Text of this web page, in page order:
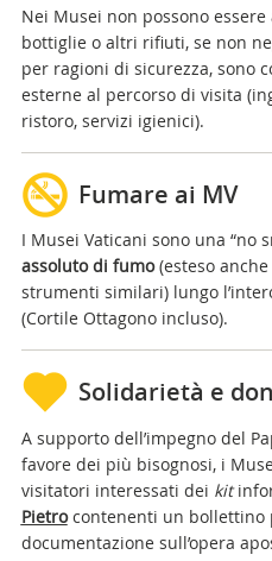
Nei Musei non possono
bottiglie o altri rifiuti, se non
per ragioni di sicurezza, sono
esterne al percorso di visita
ristoro, servizi igienici).
Fumare ai MV
I Musei Vaticani sono una “no
assoluto di fumo(esteso
strumenti similari) lungo
(Cortile Ottagono incluso).
Solidarietà e
A supporto dell’impegno del
favore dei più bisognosi, i
visitatori interessati dei kit
Pietrocontenenti un bollettino
documentazione sull’opera